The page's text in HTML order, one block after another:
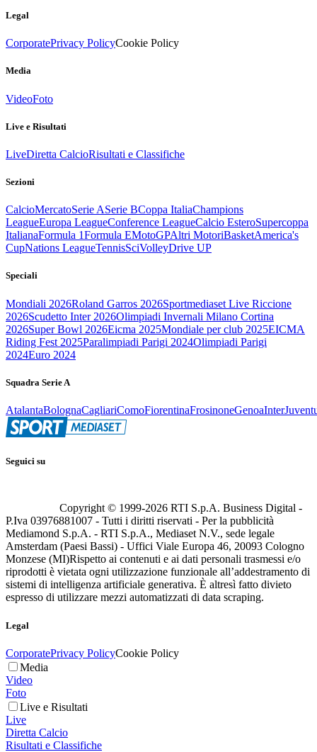
Legal
CorporatePrivacy PolicyCookie Policy
Media
VideoFoto
Live e Risultati
LiveDiretta CalcioRisultati e Classifiche
Sezioni
CalcioMercatoSerie ASerie BCoppa ItaliaChampions
LeagueEuropa LeagueConference LeagueCalcio EsteroSupercoppa
ItalianaFormula 1Formula EMotoGPAltri MotoriBasketAmerica's
CupNations LeagueTennisSciVolleyDrive UP
Speciali
Mondiali 2026Roland Garros 2026Sportmediaset Live Riccione
2026Scudetto Inter 2026Olimpiadi Invernali Milano Cortina
2026Super Bowl 2026Eicma 2025Mondiale per club 2025EICMA
Riding Fest 2025Paralimpiadi Parigi 2024Olimpiadi Parigi
2024Euro 2024
Squadra Serie A
AtalantaBolognaCagliariComoFiorentinaFrosinoneGenoaInter
Seguici su
Copyright © 1999-2026 RTI S.p.A. Business Digital -
P.Iva 03976881007 - Tutti i diritti riservati - Per la pubblicità
Mediamond S.p.A. - RTI S.p.A., Mediaset N.V., sede legale
Amsterdam (Paesi Bassi) - Uffici Viale Europa 46, 20093 Cologno
Monzese (MI)Rispetto ai contenuti e ai dati personali trasmessi e/o
riprodotti è vietata ogni utilizzazione funzionale all’addestramento di
sistemi di intelligenza artificiale generativa. È altresì fatto divieto
espresso di utilizzare mezzi automatizzati di data scraping.
Legal
CorporatePrivacy PolicyCookie Policy
Media
Video
Foto
Live e Risultati
Live
Diretta Calcio
Risultati e Classifiche